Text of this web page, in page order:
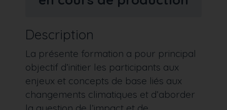
Description
La présente formation a pour principal
objectif d’initier les participants aux
enjeux et concepts de base liés aux
changements climatiques et d’aborder